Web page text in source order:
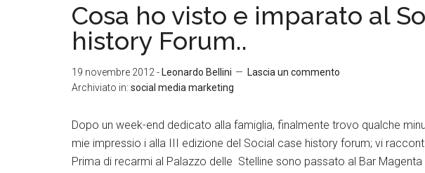
Cosa ho visto e imparato al
history Forum..
19 novembre 2012 - Leonardo Bellini
Lascia un commento
Archiviato in: social media marketing
Dopo un week-end dedicato alla famiglia, finalmente trovo qualche
mie impressio i alla III edizione del Social case history forum; vi
Prima di recarmi al Palazzo delle Stelline sono passato al Bar